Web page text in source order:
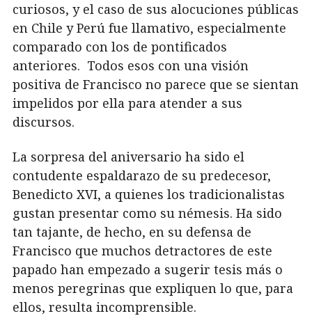
curiosos, y el caso de sus alocuciones públicas
en Chile y Perú fue llamativo, especialmente
comparado con los de pontificados
anteriores. Todos esos con una visión
positiva de Francisco no parece que se sientan
impelidos por ella para atender a sus
discursos.
La sorpresa del aniversario ha sido el
contudente espaldarazo de su predecesor,
Benedicto XVI, a quienes los tradicionalistas
gustan presentar como su némesis. Ha sido
tan tajante, de hecho, en su defensa de
Francisco que muchos detractores de este
papado han empezado a sugerir tesis más o
menos peregrinas que expliquen lo que, para
ellos, resulta incomprensible.